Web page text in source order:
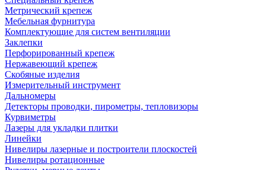
Метрический крепеж
Мебельная фурнитура
Комплектующие для систем вентиляции
Заклепки
Перфорированный крепеж
Нержавеющий крепеж
Скобяные изделия
Измерительный инструмент
Дальномеры
Детекторы проводки, пирометры, тепловизоры
Курвиметры
Лазеры для укладки плитки
Линейки
Нивелиры лазерные и построители плоскостей
Нивелиры ротационные